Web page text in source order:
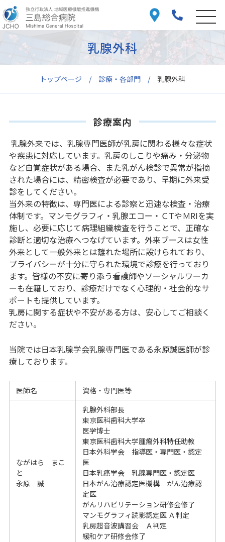
トップページ 診療・各部門 乳腺外科
乳腺外科
診療案内
乳腺外来では、乳腺専門医師が乳房に関わる様々な症状
や疾患に対応しています。乳房のしこりや痛み・分泌物
など自覚症状がある場合、また乳がん検診で異常が指摘
された場合には、精密検査が必要であり、早期に外来受
診をしてください。
当外来の特徴は、専門医による診察と迅速な検査・治療
体制です。マンモグラフィ・乳腺エコー・ＣTやＭRIを実
施し、必要に応じて病理組織検査を行うことで、正確な
診断と適切な治療へつなげています。外来ブースは女性
外来として一般外来とは離れた場所に設けられており、
プライバシーが十分に守られた環境で診療を行っており
ます。皆様の不安に寄り添う看護師やソーシャルワーカ
ーも在籍しており、診療だけでなく心理的・社会的なサ
ポートも提供しています。
乳房に関する症状や不安がある方は、安心してご相談く
ださい。
当院では日本乳腺学会乳腺専門医である永原誠医師が診
療しております。
医師名 資格・専門医等
ながはら まこ
と
永原 誠
乳腺外科部長
東京医科歯科大学卒
医学博士
東京医科歯科大学腫瘍外科特任助教
日本外科学会 指導医・専門医・認定
医
日本乳癌学会 乳腺専門医・認定医
日本がん治療認定医機構 がん治療認
定医
がんリハビリテーション研修会修了
マンモグラフィ読影認定医 Ａ判定
乳房超音波講習会 Ａ判定
緩和ケア研修会修了